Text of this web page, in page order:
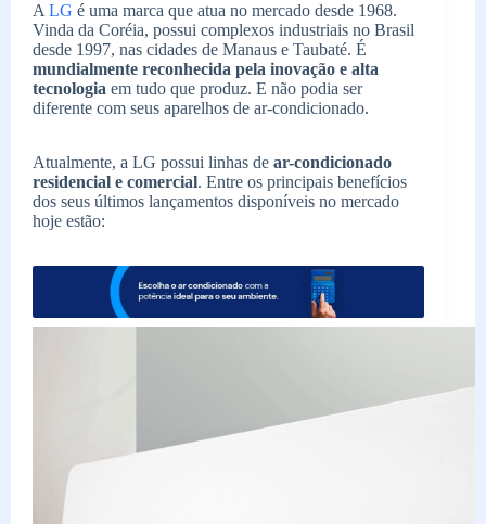
A LG é uma marca que atua no mercado desde 1968.
Vinda da Coréia, possui complexos industriais no Brasil
desde 1997, nas cidades de Manaus e Taubaté. É
mundialmente reconhecida pela inovação e alta
tecnologia em tudo que produz. E não podia ser
diferente com seus aparelhos de ar-condicionado.
Atualmente, a LG possui linhas de ar-condicionado
residencial e comercial. Entre os principais benefícios
dos seus últimos lançamentos disponíveis no mercado
hoje estão: